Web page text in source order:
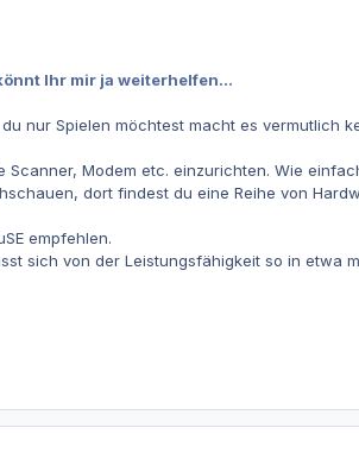
Ihr mir ja weiterhelfen...
nur Spielen möchtest macht es vermutlich
Modem etc. einzurichten. Wie
dort findest du eine Reihe von
empfehlen.
sich von der Leistungsfähigkeit so in etwa